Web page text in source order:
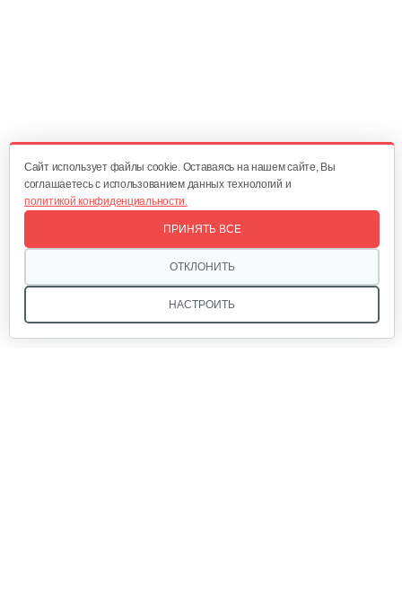
325 руб Смотреть
Кусторез аккумуляторный AL-KO HT…
Cайт использует файлы cookie. Оставаясь на нашем сайте, Вы
соглашаетесь с использованием данных технологий и
политикой конфиденциальности.
НАСТРОИТЬ
ОТКЛОНИТЬ
ПРИНЯТЬ ВСЕ